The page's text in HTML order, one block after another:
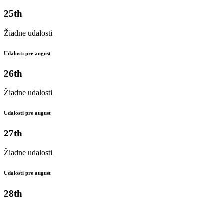
25th
Žiadne udalosti
Udalosti pre august
26th
Žiadne udalosti
Udalosti pre august
27th
Žiadne udalosti
Udalosti pre august
28th